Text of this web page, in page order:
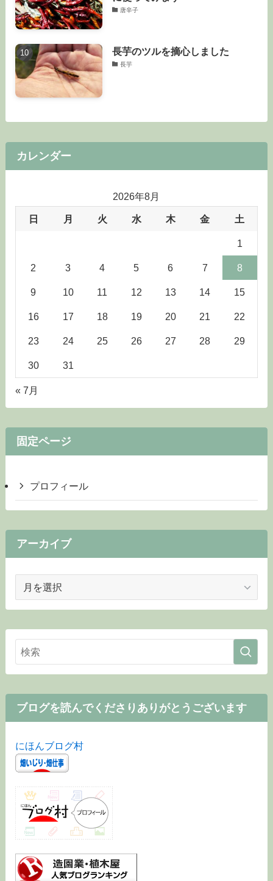
唐辛子
長芋のツルを摘心しました
長芋
カレンダー
2026年8月
日 月 火 水 木 金 土
1
2 3 4 5 6 7 8
9 10 11 12 13 14 15
16 17 18 19 20 21 22
23 24 25 26 27 28 29
30 31
« 7月
固定ページ
プロフィール
アーカイブ
カ
イ
ブ
ブログを読んでくださりありがとうございます
にほんブログ村